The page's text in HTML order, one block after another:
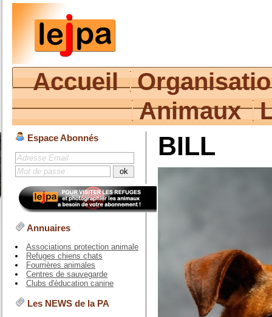
Accueil
Animaux
Espace Abonnés
Annuaires
Associations protection animale
Refuges chiens chats
Fourrières animales
Centres de sauvegarde
Clubs d'éducation canine
Les NEWS de la PA
BILL